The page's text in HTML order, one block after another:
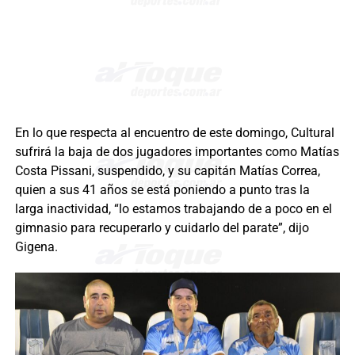
En lo que respecta al encuentro de este domingo, Cultural
sufrirá la baja de dos jugadores importantes como Matías
Costa Pissani, suspendido, y su capitán Matías Correa,
quien a sus 41 años se está poniendo a punto tras la
larga inactividad, “lo estamos trabajando de a poco en el
gimnasio para recuperarlo y cuidarlo del parate”, dijo
Gigena.